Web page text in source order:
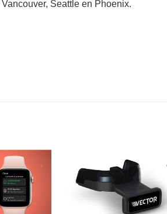
Seattle en Phoenix.